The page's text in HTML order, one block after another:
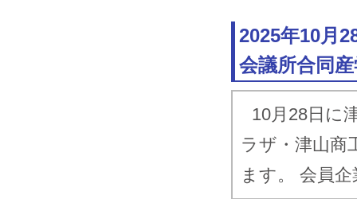
2022.10.21
津
連
津
連
Ｅ
の
2025年10月
会議所合同
10月28日に
ラザ・津山商
ます。 会員